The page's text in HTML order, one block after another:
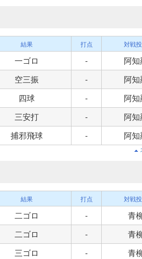
結果 打点 対戦
一ゴロ -
阿知
空三振 -
阿知
四球 -
阿知
三安打 -
阿知
捕邪飛球 - 阿知
結果 打点 対戦
二ゴロ -
青
二ゴロ -
青
三ゴロ - 青